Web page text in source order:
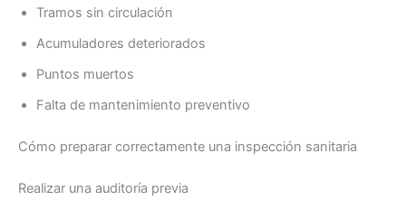
Tramos sin circulación
Acumuladores deteriorados
Puntos muertos
Falta de mantenimiento preventivo
Cómo preparar correctamente una inspección sanitaria
Realizar una auditoría previa